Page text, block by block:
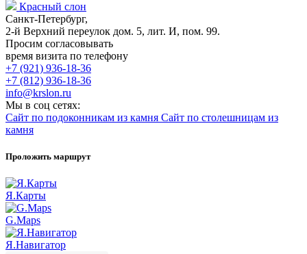
Красный слон
Санкт-Петербург,
2-й Верхний переулок дом. 5, лит. И, пом. 99.
Просим согласовывать
время визита по телефону
+7 (921) 936-18-36
+7 (812) 936-18-36
info@krslon.ru
Мы в соц сетях:
Сайт по подоконникам из камня Сайт по столешницам из
камня
Проложить маршрут
Я.Карты
G.Maps
Я.Навигатор